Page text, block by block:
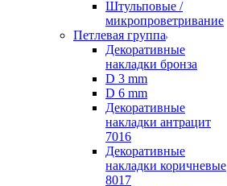
Штульповые /
микропроветривание
Петлевая группа
Декоративные
накладки бронза
D 3 mm
D 6 mm
Декоративные
накладки антрацит
7016
Декоративные
накладки коричневые
8017